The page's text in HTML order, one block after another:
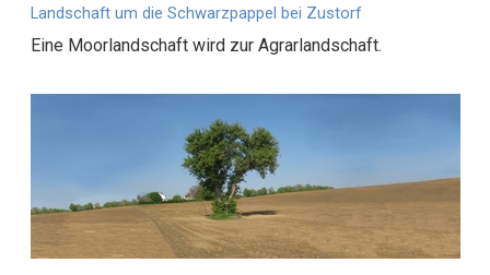
Landschaft um die Schwarzpappel bei Zustorf
Eine Moorlandschaft wird zur Agrarlandschaft.